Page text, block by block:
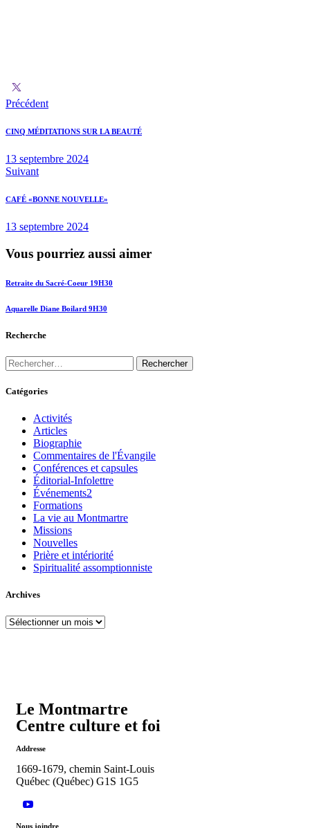
Précédent
CINQ MÉDITATIONS SUR LA BEAUTÉ
13 septembre 2024
Suivant
CAFÉ «BONNE NOUVELLE»
13 septembre 2024
Vous pourriez aussi aimer
Retraite du Sacré-Coeur 19H30
Aquarelle Diane Boilard 9H30
Recherche
Catégories
Activités
Articles
Biographie
Commentaires de l'Évangile
Conférences et capsules
Éditorial-Infolettre
Événements2
Formations
La vie au Montmartre
Missions
Nouvelles
Prière et intériorité
Spiritualité assomptionniste
Archives
Le Montmartre
Centre culture et foi
Addresse
1669-1679, chemin Saint-Louis
Québec (Québec) G1S 1G5
Nous joindre